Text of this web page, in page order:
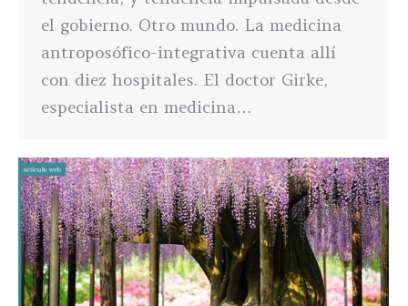
el gobierno. Otro mundo. La medicina
antroposófico-integrativa cuenta allí
con diez hospitales. El doctor Girke,
especialista en medicina…